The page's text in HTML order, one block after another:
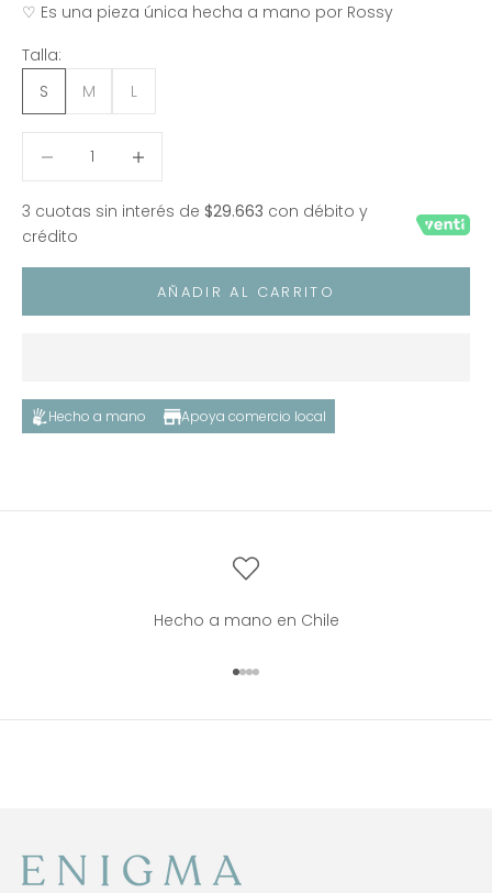
♡ Es una pieza única hecha a mano por Rossy
Talla:
S
M L
3 cuotas sin interés de $29.663 con débito y
crédito
AÑADIR AL CARRITO
Hecho a mano Apoya comercio local
Hecho a mano en Chile
Ir al artículo 1
Ir al artículo 2
Ir al artículo 3
Ir al artículo 4